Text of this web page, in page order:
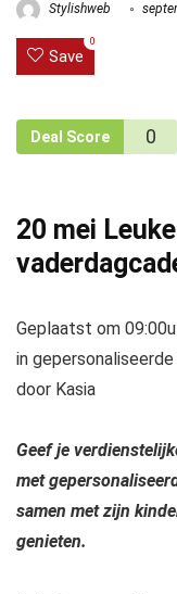
Stylishweb
Save
0
Deal Score 0
20 mei
Geplaatst om 09:00u
in
door Kasia
Geef je
met
samen met zijn
genieten.